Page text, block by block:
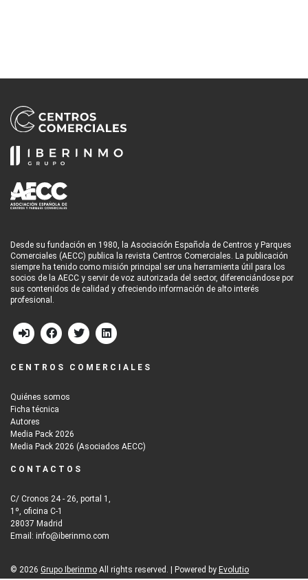
Desde su fundación en 1980, la Asociación Española de Centros y Parques
Comerciales (AECC) publica la revista Centros Comerciales. La publicación
siempre ha tenido como misión principal ser una herramienta útil para los
socios de la AECC y servir de voz autorizada del sector, diferenciándose por
sus contenidos de calidad y ofreciendo información de alto interés
profesional.
CENTROS COMERCIALES
Quiénes somos
Ficha técnica
Autores
Media Pack 2026
Media Pack 2026 (Asociados AECC)
CONTACTOS
C/ Cronos 24 - 26, portal 1,
1º, oficina C-1
28037 Madrid
Email: info@iberinmo.com
© 2026 Grupo Iberinmo All rights reserved. | Powered by Evolutio